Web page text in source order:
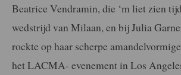
Beatrice Vendramin, die ‘m liet zien
wedstrijd van Milaan, en bij Julia
rockte op haar scherpe
het LACMA- evenement in Los